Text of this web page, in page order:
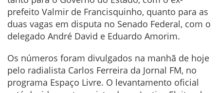
prefeito Valmir de Francisquinho, quanto para as
duas vagas em disputa no Senado Federal, com o
delegado André David e Eduardo Amorim.
Os números foram divulgados na manhã de hoje
pelo radialista Carlos Ferreira da Jornal FM, no
programa Espaço Livre. O levantamento oficial